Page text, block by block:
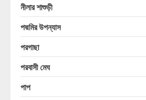
নীলার শাশুড়ী
পদ্মমির উপন্যাস
পরগাছা
পরবাসী মেঘ
পাপ